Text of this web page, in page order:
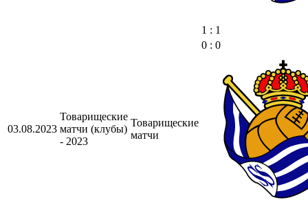
1 : 1
03.08.2023
Товарищеские
матчи (клубы)
- 2023
Товарищеские
матчи
0 : 0